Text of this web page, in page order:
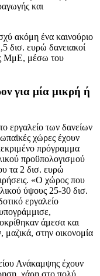
και
ακόμη ένα καινούριο
δισ. ευρώ δανειακοί
ΜμΕ, μέσω του
για μία μικρή ή
εργαλείο των δανείων
χώρες έχουν
πρόγραμμα
προϋπολογισμού
τα 2 δισ. ευρώ
«Ο χώρος που
ύψους 25-30 δισ.
εργαλείο
άμεσα και
μαζικά, στην οικονομία
Ανάκαμψης έχουν
χάρη στο πολύ